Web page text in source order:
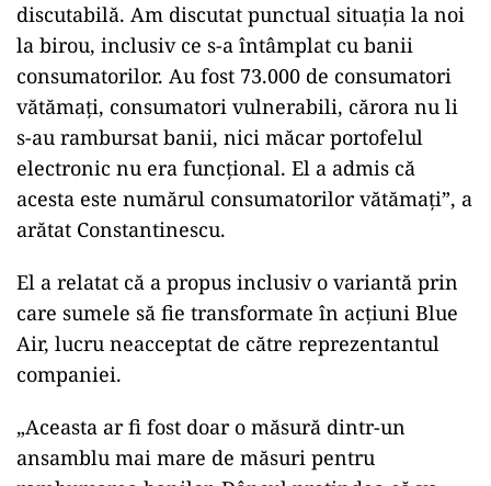
discutabilă. Am discutat punctual situaţia la noi
la birou, inclusiv ce s-a întâmplat cu banii
consumatorilor. Au fost 73.000 de consumatori
vătămaţi, consumatori vulnerabili, cărora nu li
s-au rambursat banii, nici măcar portofelul
electronic nu era funcţional. El a admis că
acesta este numărul consumatorilor vătămaţi”, a
arătat Constantinescu.
El a relatat că a propus inclusiv o variantă prin
care sumele să fie transformate în acţiuni Blue
Air, lucru neacceptat de către reprezentantul
companiei.
„Aceasta ar fi fost doar o măsură dintr-un
ansamblu mai mare de măsuri pentru